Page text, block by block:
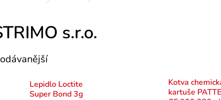
s.r.o.
Lepidlo Loctite
Super Bond 3g
Kotva
kartuše